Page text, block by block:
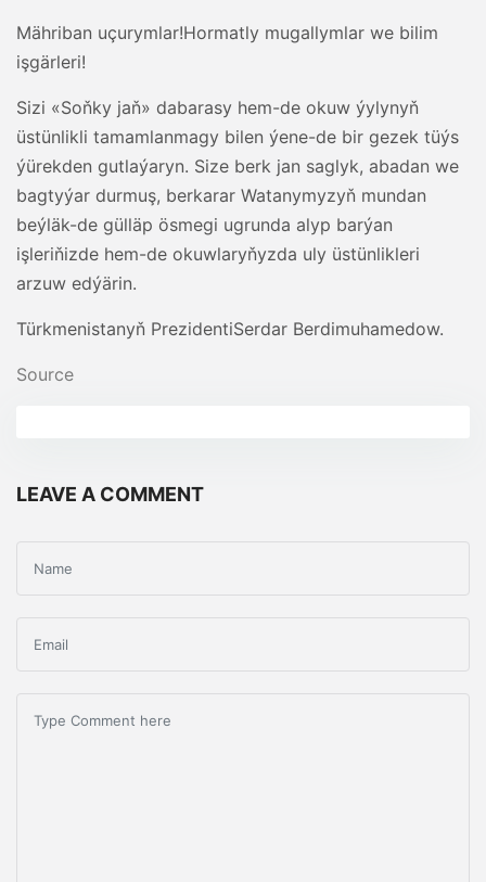
Mähriban uçurymlar!Hormatly mugallymlar we bilim
işgärleri!
Sizi «Soňky jaň» dabarasy hem-de okuw ýylynyň
üstünlikli tamamlanmagy bilen ýene-de bir gezek tüýs
ýürekden gutlaýaryn. Size berk jan saglyk, abadan we
bagtyýar durmuş, berkarar Watanymyzyň mundan
beýläk-de gülläp ösmegi ugrunda alyp barýan
işleriňizde hem-de okuwlaryňyzda uly üstünlikleri
arzuw edýärin.
Türkmenistanyň PrezidentiSerdar Berdimuhamedow.
Source
LEAVE A COMMENT